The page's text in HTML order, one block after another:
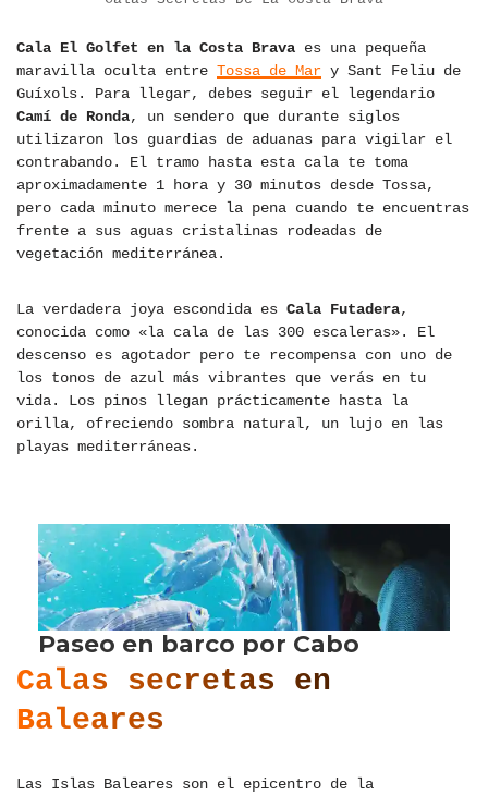
Cala El Golfet en la Costa Brava es una pequeña
maravilla oculta entre Tossa de Mar y Sant Feliu de
Guíxols. Para llegar, debes seguir el legendario
Camí de Ronda, un sendero que durante siglos
utilizaron los guardias de aduanas para vigilar el
contrabando. El tramo hasta esta cala te toma
aproximadamente 1 hora y 30 minutos desde Tossa,
pero cada minuto merece la pena cuando te encuentras
frente a sus aguas cristalinas rodeadas de
vegetación mediterránea.
La verdadera joya escondida es Cala Futadera,
conocida como «la cala de las 300 escaleras». El
descenso es agotador pero te recompensa con uno de
los tonos de azul más vibrantes que verás en tu
vida. Los pinos llegan prácticamente hasta la
orilla, ofreciendo sombra natural, un lujo en las
playas mediterráneas.
Calas secretas en
Baleares
Las Islas Baleares son el epicentro de la